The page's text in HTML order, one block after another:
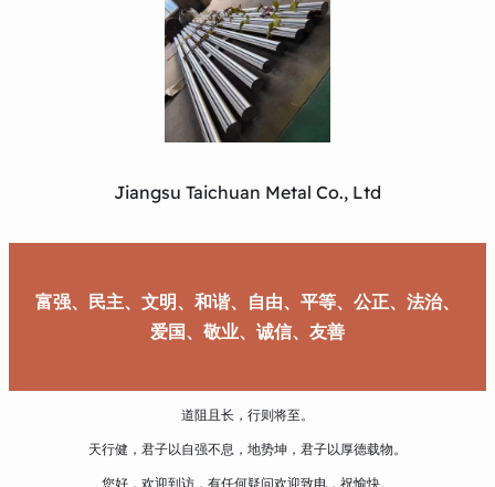
Jiangsu Taichuan Metal Co., Ltd
富强、民主、文明、和谐、自由、平等、公正、法治、
爱国、敬业、诚信、友善
道阻且长，行则将至。
天行健，君子以自强不息，地势坤，君子以厚德载物。
您好，欢迎到访，有任何疑问欢迎致电，祝愉快。